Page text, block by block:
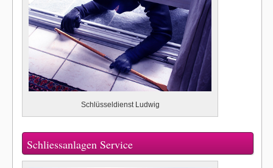
Schlüsseldienst Ludwig
Schliessanlagen Service